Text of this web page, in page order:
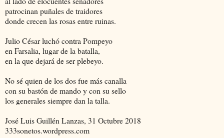
patrocinan puñales de traidores
donde crecen las rosas entre ruinas.
Julio César luchó contra Pompeyo
en Farsalia, lugar de la batalla,
en la que dejará de ser plebeyo.
No sé quien de los dos fue más canalla
con su bastón de mando y con su sello
los generales siempre dan la talla.
José Luis Guillén Lanzas, 31 Octubre 2018
333sonetos.wordpress.com